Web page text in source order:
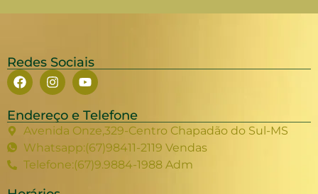
Redes Sociais
Endereço e Telefone
Avenida Onze,329-Centro Chapadão do Sul-MS
Whatsapp:(67)98411-2119 Vendas
Telefone:(67)9.9884-1988 Adm